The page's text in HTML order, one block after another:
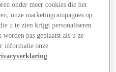
onder meer cookies die het
onze marketingcampagnes op
u te zien krijgt personaliseren.
pas geplaatst als u ze
informatie onze